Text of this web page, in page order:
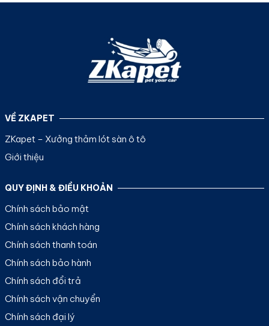
VỀ ZKAPET
ZKapet – Xưởng thảm lót sàn ô tô
Giới thiệu
QUY ĐỊNH & ĐIỀU KHOẢN
Chính sách bảo mật
Chính sách khách hàng
Chính sách thanh toán
Chính sách bảo hành
Chính sách đổi trả
Chính sách vận chuyển
Chính sách đại lý